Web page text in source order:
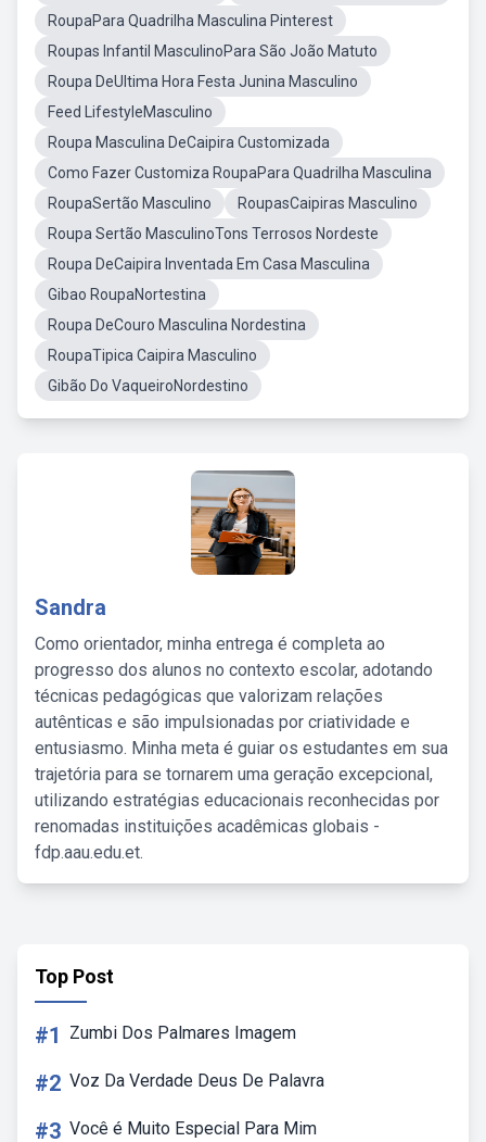
RoupaPara Quadrilha Masculina Pinterest
Roupas Infantil MasculinoPara São João Matuto
Roupa DeUltima Hora Festa Junina Masculino
Feed LifestyleMasculino
Roupa Masculina DeCaipira Customizada
Como Fazer Customiza RoupaPara Quadrilha Masculina
RoupaSertão Masculino
RoupasCaipiras Masculino
Roupa Sertão MasculinoTons Terrosos Nordeste
Roupa DeCaipira Inventada Em Casa Masculina
Gibao RoupaNortestina
Roupa DeCouro Masculina Nordestina
RoupaTipica Caipira Masculino
Gibão Do VaqueiroNordestino
Sandra
Como orientador, minha entrega é completa ao
progresso dos alunos no contexto escolar, adotando
técnicas pedagógicas que valorizam relações
autênticas e são impulsionadas por criatividade e
entusiasmo. Minha meta é guiar os estudantes em sua
trajetória para se tornarem uma geração excepcional,
utilizando estratégias educacionais reconhecidas por
renomadas instituições acadêmicas globais -
fdp.aau.edu.et.
Top Post
#1 Zumbi Dos Palmares Imagem
#2 Voz Da Verdade Deus De Palavra
#3 Você é Muito Especial Para Mim